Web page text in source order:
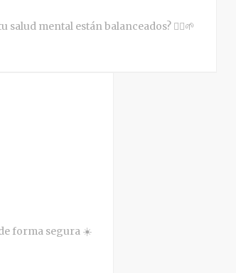
salud mental están balanceados? 🧘‍♀️🌱
forma segura ☀️